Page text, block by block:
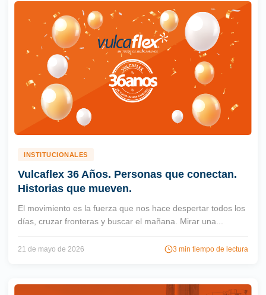
INSTITUCIONALES
Vulcaflex 36 Años. Personas que conectan.
Historias que mueven.
El movimiento es la fuerza que nos hace despertar todos los
días, cruzar fronteras y buscar el mañana. Mirar una...
21 de mayo de 2026 3 min tiempo de lectura